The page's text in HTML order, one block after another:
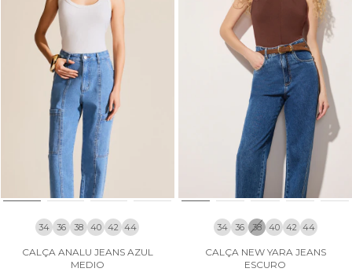
34 36 38 40 42 44
CALÇA ANALU JEANS AZUL
MEDIO
34 36 38 40 42 44
CALÇA NEW YARA JEANS
ESCURO